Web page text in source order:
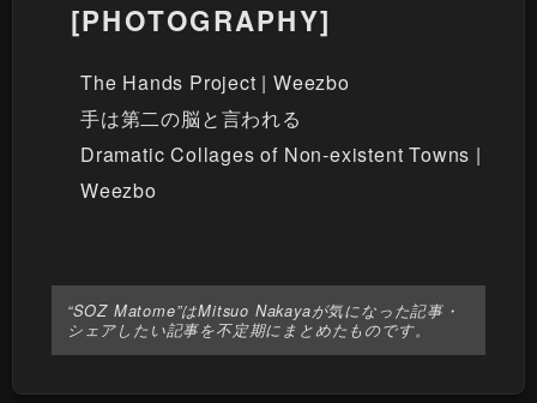
[PHOTOGRAPHY]
The Hands Project | Weezbo
手は第二の脳と言われる
Dramatic Collages of Non-existent Towns |
Weezbo
“SOZ Matome”はMitsuo Nakayaが気になった記事・
シェアしたい記事を不定期にまとめたものです。